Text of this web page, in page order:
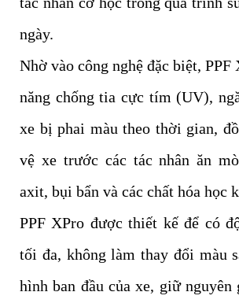
ngày.
Nhờ vào công nghệ đặc biệt, PPF
năng chống tia cực tím (UV),
xe bị phai màu theo thời gian,
vệ xe trước các tác nhân ăn
axit, bụi bẩn và các chất hóa học
PPF XPro được thiết kế để có
tối đa, không làm thay đổi màu
hình ban đầu của xe, giữ